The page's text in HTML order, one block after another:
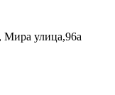
Мира улица,96а